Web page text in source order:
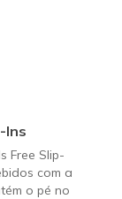
Ins
Free Slip-
com a
o pé no